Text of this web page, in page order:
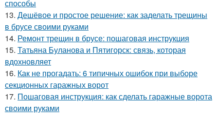
способы
13. Дешёвое и простое решение: как заделать трещины
в брусе своими руками
14. Ремонт трещин в брусе: пошаговая инструкция
15. Татьяна Буланова и Пятигорск: связь, которая
вдохновляет
16. Как не прогадать: 6 типичных ошибок при выборе
секционных гаражных ворот
17. Пошаговая инструкция: как сделать гаражные ворота
своими руками